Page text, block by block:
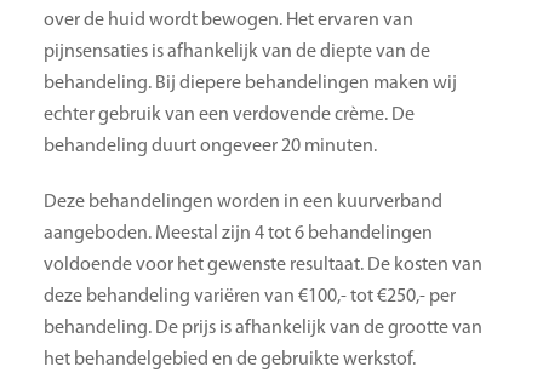
over de huid wordt bewogen. Het ervaren van
pijnsensaties is afhankelijk van de diepte van de
behandeling. Bij diepere behandelingen maken wij
echter gebruik van een verdovende crème. De
behandeling duurt ongeveer 20 minuten.
Deze behandelingen worden in een kuurverband
aangeboden. Meestal zijn 4 tot 6 behandelingen
voldoende voor het gewenste resultaat. De kosten van
deze behandeling variëren van €100,- tot €250,- per
behandeling. De prijs is afhankelijk van de grootte van
het behandelgebied en de gebruikte werkstof.